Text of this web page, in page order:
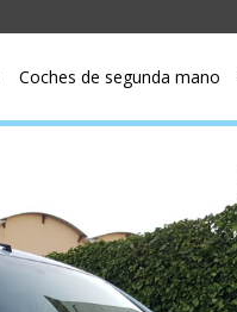
Coches de segunda mano